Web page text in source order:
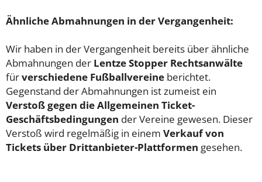
Ähnliche Abmahnungen in der Vergangenheit:
Wir haben in der Vergangenheit bereits über ähnliche
Abmahnungen der Lentze Stopper Rechtsanwälte
fürverschiedene Fußballvereine berichtet.
Gegenstand der Abmahnungen ist zumeist ein
Verstoß gegen die Allgemeinen Ticket-
Geschäftsbedingungen der Vereine gewesen. Dieser
Verstoß wird regelmäßig in einem Verkauf von
Tickets über Drittanbieter-Plattformen gesehen.